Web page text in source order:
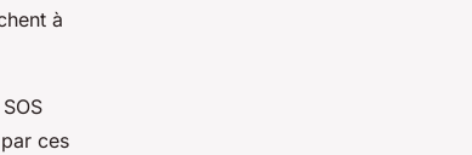
à
ces